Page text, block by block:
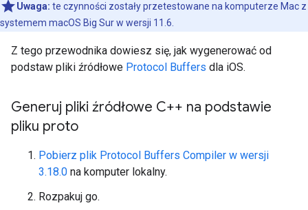
Uwaga: te czynności zostały przetestowane na komputerze Mac z
systemem macOS Big Sur w wersji 11.6.
Z tego przewodnika dowiesz się, jak wygenerować od
podstaw pliki źródłowe Protocol Buffers dla iOS.
Generuj pliki źródłowe C++ na podstawie
pliku proto
Pobierz plik Protocol Buffers Compiler w wersji
3.18.0 na komputer lokalny.
Rozpakuj go.